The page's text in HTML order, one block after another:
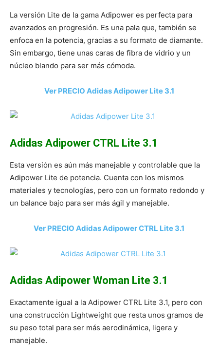
La versión Lite de la gama Adipower es perfecta para
avanzados en progresión. Es una pala que, también se
enfoca en la potencia, gracias a su formato de diamante.
Sin embargo, tiene unas caras de fibra de vidrio y un
núcleo blando para ser más cómoda.
Ver PRECIO Adidas Adipower Lite 3.1
Adidas Adipower CTRL Lite 3.1
Esta versión es aún más manejable y controlable que la
Adipower Lite de potencia. Cuenta con los mismos
materiales y tecnologías, pero con un formato redondo y
un balance bajo para ser más ágil y manejable.
Ver PRECIO Adidas Adipower CTRL Lite 3.1
Adidas Adipower Woman Lite 3.1
Exactamente igual a la Adipower CTRL Lite 3.1, pero con
una construcción Lightweight que resta unos gramos de
su peso total para ser más aerodinámica, ligera y
manejable.